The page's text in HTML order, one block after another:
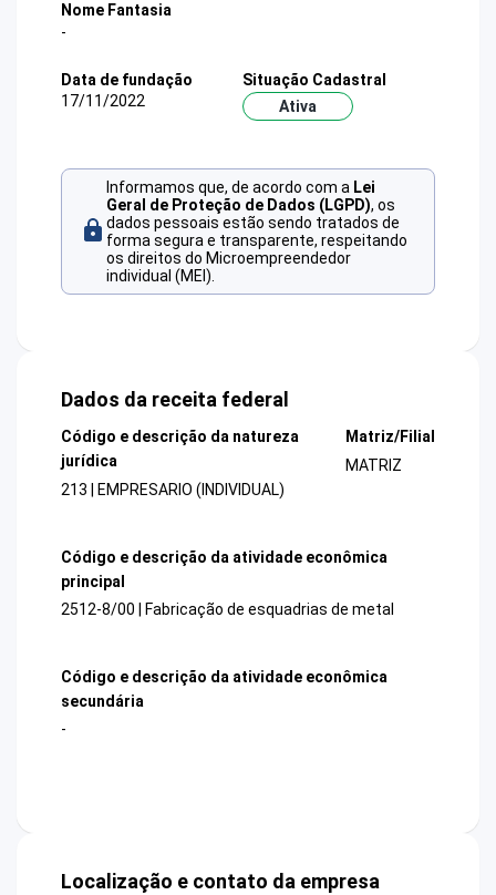
Nome Fantasia
-
Data de fundação
17/11/2022
Situação Cadastral
Ativa
Informamos que, de acordo com a Lei
Geral de Proteção de Dados (LGPD), os
dados pessoais estão sendo tratados de
forma segura e transparente, respeitando
os direitos do Microempreendedor
individual (MEI).
Dados da receita federal
Código e descrição da natureza
jurídica
213 | EMPRESARIO (INDIVIDUAL)
Matriz/Filial
MATRIZ
Código e descrição da atividade econômica
principal
2512-8/00 | Fabricação de esquadrias de metal
Código e descrição da atividade econômica
secundária
-
Localização e contato da empresa